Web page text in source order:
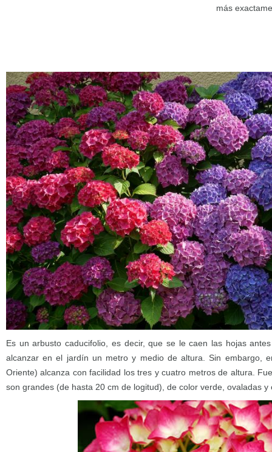
más
Es un arbusto caducifolio, es decir, que se le caen las hojas
alcanzar en el jardín un metro y medio de altura. Sin embargo,
Oriente) alcanza con facilidad los tres y cuatro metros de altura.
son grandes (de hasta 20 cm de logitud), de color verde, ovaladas